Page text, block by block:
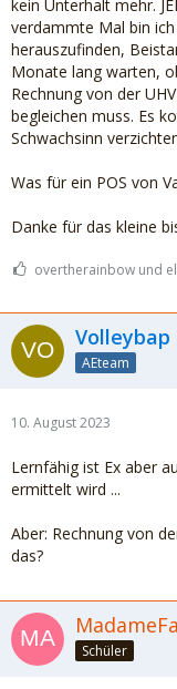
kein Unterhalt mehr.
verdammte Mal bin
herauszufinden,
Monate lang warten,
Rechnung von der
begleichen muss. Es
Schwachsinn
Was für ein POS von
Danke für das kleine
overtherainbow und
Volleybap
AEteam
10. August 2023
Lernfähig ist Ex aber
ermittelt wird ...
Aber: Rechnung von
das?
Schüler